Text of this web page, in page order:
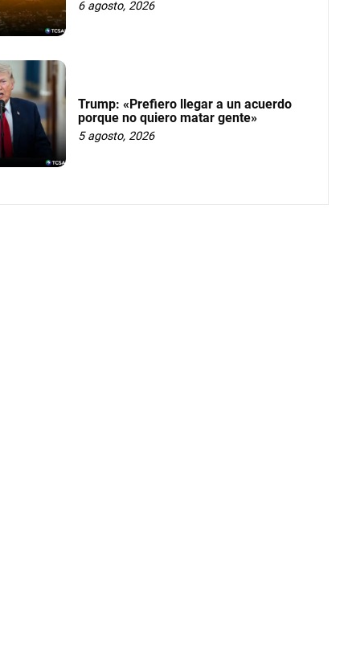
6 agosto, 2026
Trump: «Prefiero llegar a un acuerdo
porque no quiero matar gente»
5 agosto, 2026